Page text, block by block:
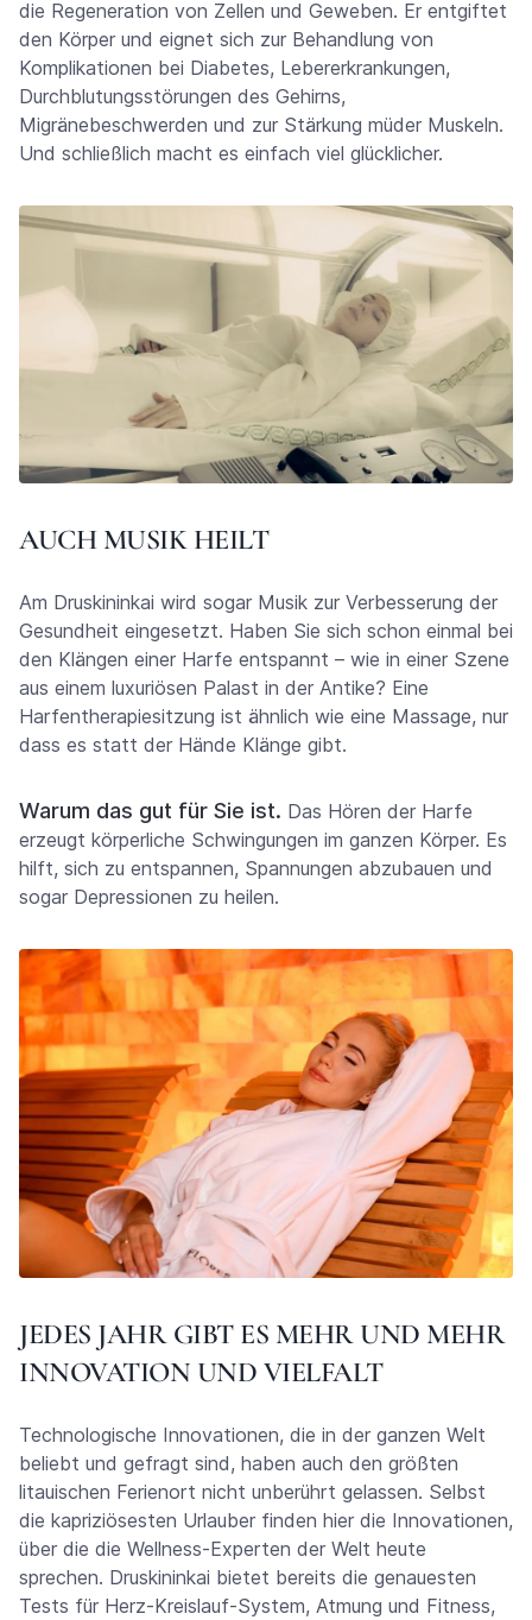
die Regeneration von Zellen und Geweben. Er entgiftet
den Körper und eignet sich zur Behandlung von
Komplikationen bei Diabetes, Lebererkrankungen,
Durchblutungsstörungen des Gehirns,
Migränebeschwerden und zur Stärkung müder Muskeln.
Und schließlich macht es einfach viel glücklicher.
AUCH MUSIK HEILT
Am Druskininkai wird sogar Musik zur Verbesserung der
Gesundheit eingesetzt. Haben Sie sich schon einmal bei
den Klängen einer Harfe entspannt – wie in einer Szene
aus einem luxuriösen Palast in der Antike? Eine
Harfentherapiesitzung ist ähnlich wie eine Massage, nur
dass es statt der Hände Klänge gibt.
Warum das gut für Sie ist. Das Hören der Harfe
erzeugt körperliche Schwingungen im ganzen Körper. Es
hilft, sich zu entspannen, Spannungen abzubauen und
sogar Depressionen zu heilen.
JEDES JAHR GIBT ES MEHR UND MEHR
INNOVATION UND VIELFALT
Technologische Innovationen, die in der ganzen Welt
beliebt und gefragt sind, haben auch den größten
litauischen Ferienort nicht unberührt gelassen. Selbst
die kapriziösesten Urlauber finden hier die Innovationen,
über die die Wellness-Experten der Welt heute
sprechen. Druskininkai bietet bereits die genauesten
Tests für Herz-Kreislauf-System, Atmung und Fitness,